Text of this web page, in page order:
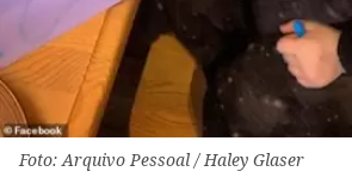
Foto: Arquivo Pessoal / Haley Glaser